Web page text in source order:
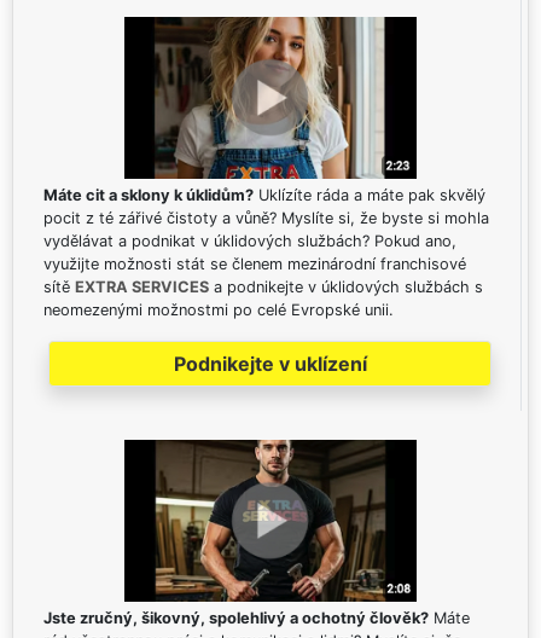
Máte cit a sklony k úklidům? Uklízíte ráda a máte pak skvělý
pocit z té zářivé čistoty a vůně? Myslíte si, že byste si mohla
vydělávat a podnikat v úklidových službách? Pokud ano,
využijte možnosti stát se členem mezinárodní franchisové
sítě EXTRA SERVICES a podnikejte v úklidových službách s
neomezenými možnostmi po celé Evropské unii.
Podnikejte v uklízení
Jste zručný, šikovný, spolehlivý a ochotný člověk? Máte